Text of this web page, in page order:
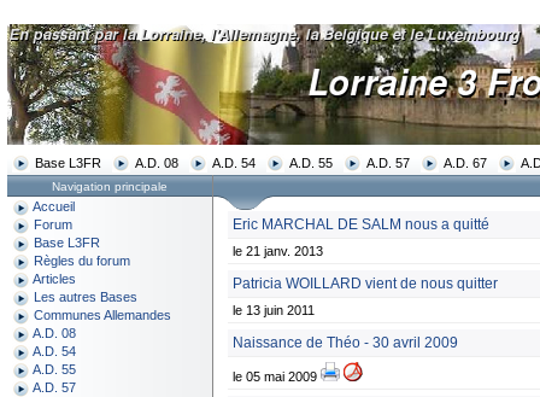
Base L3FR A.D. 08 A.D. 54 A.D. 55 A.D. 57 A.D. 67
Navigation principale
Accueil
Forum
Base L3FR
Règles du forum
Articles
Les autres Bases
Communes Allemandes
A.D. 08
A.D. 54
A.D. 55
A.D. 57
Eric MARCHAL DE SALM nous a quitté
le 21 janv. 2013
Patricia WOILLARD vient de nous quitter
le 13 juin 2011
Naissance de Théo - 30 avril 2009
le 05 mai 2009